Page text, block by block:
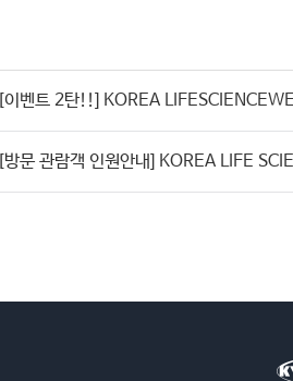
[이벤트 2탄!!] KOREA
[방문 관람객 인원안내] KOREA LIFE